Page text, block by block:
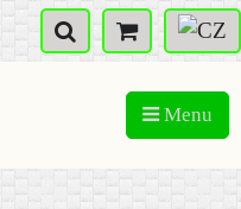
Menu